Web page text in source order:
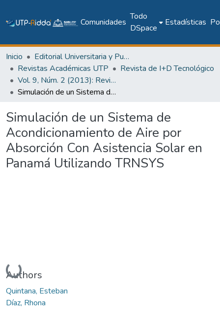
Comunidades
Todo
DSpace
Estadísticas
Inicio
Editorial Universitaria y Publicaciones Seriadas
Revistas Académicas UTP
Revista de I+D Tecnológico
Vol. 9, Núm. 2 (2013): Revista I+D Tecnológico
Simulación de un Sistema de Acondicionamiento de Aire por Absorción Con Asistencia Solar en Panamá Utilizando TRNSYS
Simulación de un Sistema de
Acondicionamiento de Aire por
Absorción Con Asistencia Solar en
Panamá Utilizando TRNSYS
Cargando...
Authors
Quintana, Esteban
Díaz, Rhona